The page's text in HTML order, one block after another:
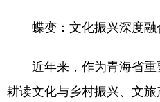
蝶变：文化振兴深度
近年来，作为青海省重
耕读文化与乡村振兴、文旅